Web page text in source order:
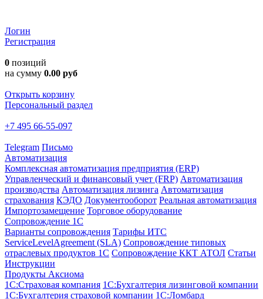
Логин
Регистрация
0 позиций
на сумму 0.00 руб
Открыть корзину
Персональный раздел
+7 495 66-55-097
Telegram Письмо
Автоматизация
Комплексная автоматизация предприятия (ERP)
Управленческий и финансовый учет (FRP) Автоматизация
производства Автоматизация лизинга Автоматизация
страхования КЭДО Документооборот Реальная автоматизация
Импортозамещение Торговое оборудование
Сопровождение 1С
Варианты сопровождения Тарифы ИТС
ServiceLevelAgreement (SLA) Сопровождение типовых
отраслевых продуктов 1С Сопровождение ККТ АТОЛ Статьи
Инструкции
Продукты Аксиома
1С:Страховая компания 1С:Бухгалтерия лизинговой компании
1С:Бухгалтерия страховой компании 1С:Ломбард